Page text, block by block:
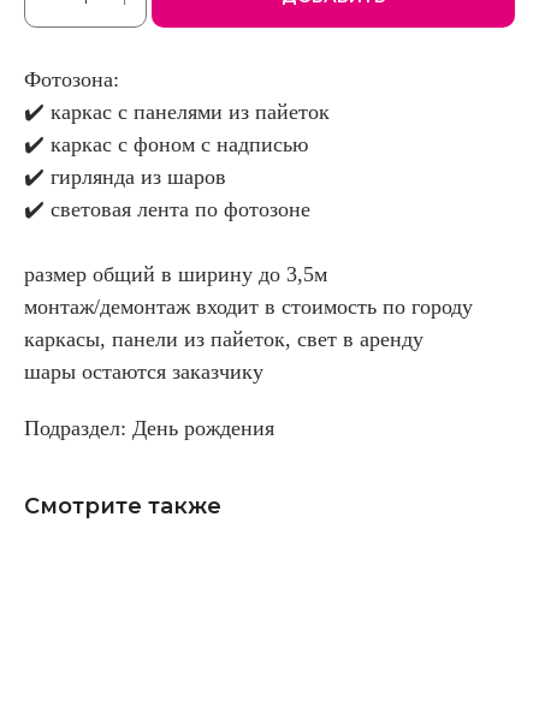
Фотозона:
✔️ каркас с панелями из пайеток
✔️ каркас с фоном с надписью
✔️ гирлянда из шаров
✔️ световая лента по фотозоне
размер общий в ширину до 3,5м
монтаж/демонтаж входит в стоимость по городу
каркасы, панели из пайеток, свет в аренду
шары остаются заказчику
Подраздел: День рождения
Смотрите также